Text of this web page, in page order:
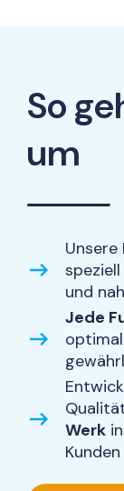
So
um
Unsere
und
Jede
Werk